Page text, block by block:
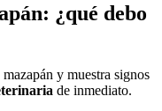
¿qué debo
y muestra signos
de inmediato.